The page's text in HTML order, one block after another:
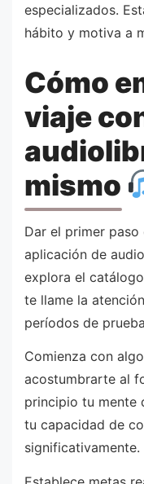
especializados.
hábito y motiva a
Cómo
viaje
mismo
Dar el primer paso
aplicación de
explora el
te llame la
períodos de
Comienza con
acostumbrarte al
principio tu mente
tu capacidad de
significativamente.